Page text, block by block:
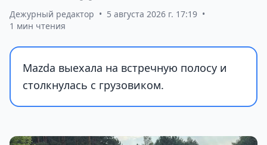
Дежурный редактор • 5 августа 2026 г. 17:19 •
1 мин чтения
Mazda выехала на встречную полосу и
столкнулась с грузовиком.